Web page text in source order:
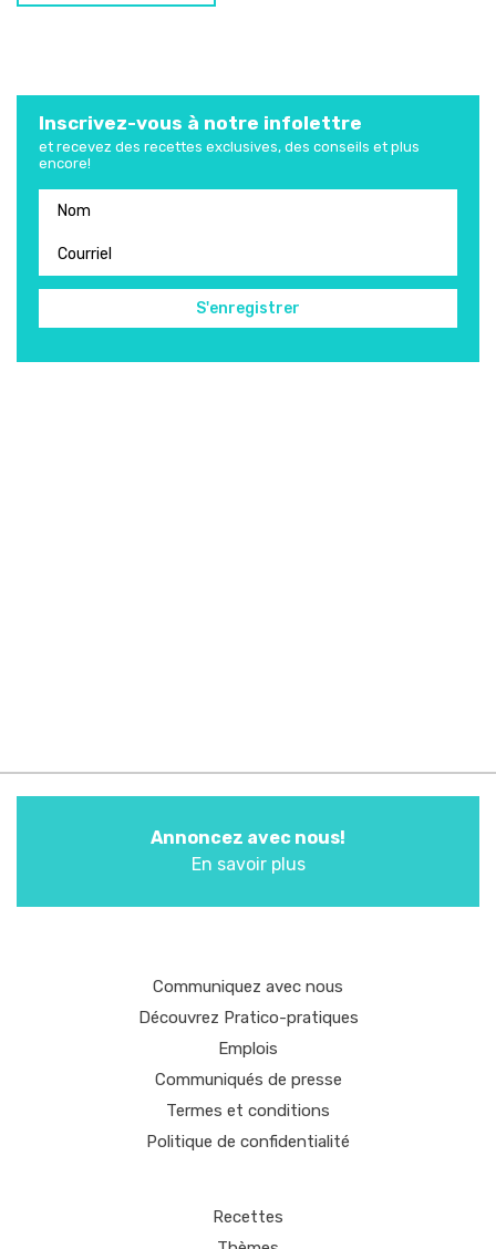
Inscrivez-vous à notre infolettre
et recevez des recettes exclusives, des conseils et plus
encore!
Annoncez avec nous!
En savoir plus
Communiquez avec nous
Découvrez Pratico-pratiques
Emplois
Communiqués de presse
Termes et conditions
Politique de confidentialité
Recettes